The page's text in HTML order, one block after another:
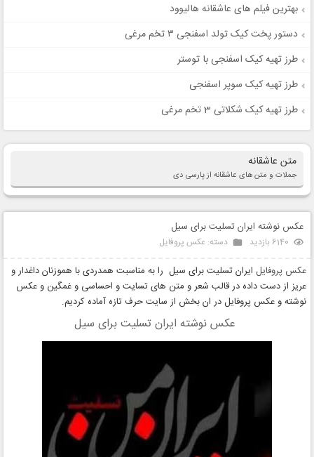
بهترین فیلم های عاشقانه هالیوود
دستور پخت کیک تولد اسفنجی ۳ تخم مرغی
طرز تهیه کیک اسفنجی با توستر
طرز تهیه کیک سوپر اسفنجی
طرز تهیه کیک شکلاتی 3 تخم مرغی
متن عاشقانه
جملات و متن های عاشقانه از پارسی دی
عکس نوشته ایران تسلیت برای سیل
6140 بازدید دسته: عکس پروفایل
عکس پروفایل ایران تسلیت برای سیل را به مناسبت همدردی با هموزنان داغدار و
عریز از دست داده در قالب شعر و متن های تسایت و احساسی و غمگین و عکس
نوشته و عکس پروفایل در ان بخش از سایت حرف تازه آماده کردیم.
عکس نوشته ایران تسلیت برای سیل